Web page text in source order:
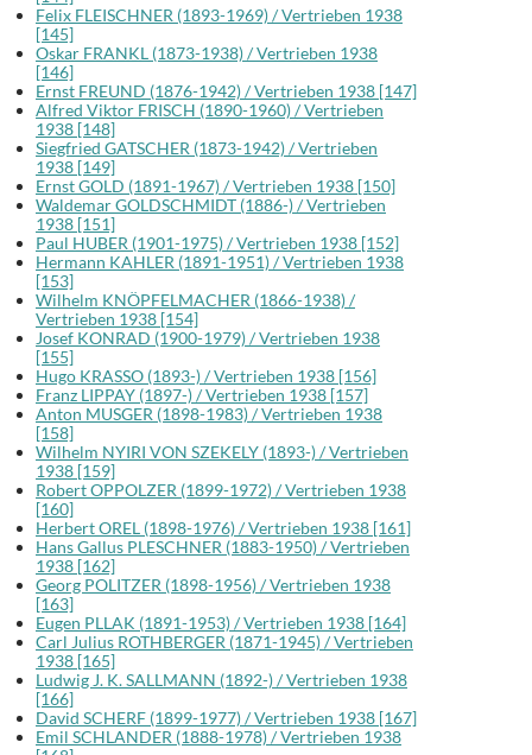
Felix FLEISCHNER (1893-1969) / Vertrieben 1938
[145]
Oskar FRANKL (1873-1938) / Vertrieben 1938
[146]
Ernst FREUND (1876-1942) / Vertrieben 1938 [147]
Alfred Viktor FRISCH (1890-1960) / Vertrieben
1938 [148]
Siegfried GATSCHER (1873-1942) / Vertrieben
1938 [149]
Ernst GOLD (1891-1967) / Vertrieben 1938 [150]
Waldemar GOLDSCHMIDT (1886-) / Vertrieben
1938 [151]
Paul HUBER (1901-1975) / Vertrieben 1938 [152]
Hermann KAHLER (1891-1951) / Vertrieben 1938
[153]
Wilhelm KNÖPFELMACHER (1866-1938) /
Vertrieben 1938 [154]
Josef KONRAD (1900-1979) / Vertrieben 1938
[155]
Hugo KRASSO (1893-) / Vertrieben 1938 [156]
Franz LIPPAY (1897-) / Vertrieben 1938 [157]
Anton MUSGER (1898-1983) / Vertrieben 1938
[158]
Wilhelm NYIRI VON SZEKELY (1893-) / Vertrieben
1938 [159]
Robert OPPOLZER (1899-1972) / Vertrieben 1938
[160]
Herbert OREL (1898-1976) / Vertrieben 1938 [161]
Hans Gallus PLESCHNER (1883-1950) / Vertrieben
1938 [162]
Georg POLITZER (1898-1956) / Vertrieben 1938
[163]
Eugen PLLAK (1891-1953) / Vertrieben 1938 [164]
Carl Julius ROTHBERGER (1871-1945) / Vertrieben
1938 [165]
Ludwig J. K. SALLMANN (1892-) / Vertrieben 1938
[166]
David SCHERF (1899-1977) / Vertrieben 1938 [167]
Emil SCHLANDER (1888-1978) / Vertrieben 1938